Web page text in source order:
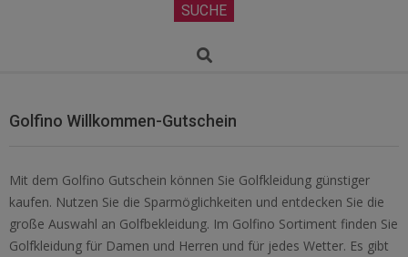
SUCHE
Search
Golfino Willkommen-Gutschein
Mit dem Golfino Gutschein können Sie Golfkleidung günstiger
kaufen. Nutzen Sie die Sparmöglichkeiten und entdecken Sie die
große Auswahl an Golfbekleidung. Im Golfino Sortiment finden Sie
Golfkleidung für Damen und Herren und für jedes Wetter. Es gibt